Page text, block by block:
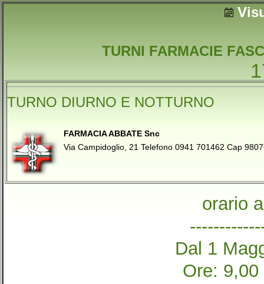
TURNI FARMACIE
TURNO DIURNO E NOTTURNO
FARMACIA ABBATE Snc
Via Campidoglio, 21 Telefono 0941 701462 Cap
orario
Dal 1
Ore: